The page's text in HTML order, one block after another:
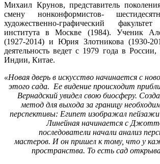
Михаил Крунов, представитель
смену нонконформистов-
художественно-графический факультет
института в Москве (1984). Ученик
(1927-2014) и Юрия Злотникова (1930-
деятельность ведет с 1979 года в
Индии, Китае.
«Новая дверь в искусство начинается с
этого сада. Ее видение происходит
Вернадский увидел свою биосферу.
метод для выхода за границу
перспективы: Египет изображал пейзажи
Линейная начинается с
последователи начали анализ
мастеров. И он пришел к тому, что у
пространства. То есть сад